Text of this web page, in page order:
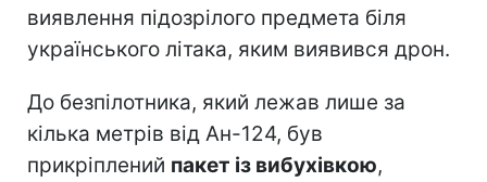
виявлення підозрілого предмета біля
українського літака, яким виявився дрон.
До безпілотника, який лежав лише за
кілька метрів від Ан-124, був
прикріплений пакет із вибухівкою,